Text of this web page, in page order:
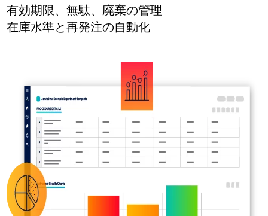
有効期限、無駄、廃棄の管理
在庫水準と再発注の自動化